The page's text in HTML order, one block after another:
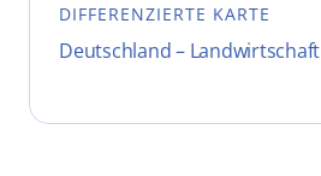
DIFFERENZIERTE KARTE
Deutschland – Landwirtschaft